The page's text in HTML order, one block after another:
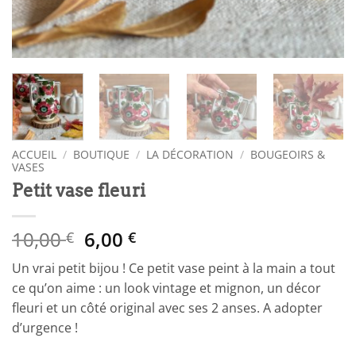
ACCUEIL / BOUTIQUE / LA DÉCORATION / BOUGEOIRS &
VASES
Petit vase fleuri
10,00€ Le
prix
initial
était :
10,00 €.
6,00€Le
prix
actuel
est :
6,00 €.
Un vrai petit bijou ! Ce petit vase peint à la main a tout
ce qu’on aime : un look vintage et mignon, un décor
fleuri et un côté original avec ses 2 anses. A adopter
d’urgence !